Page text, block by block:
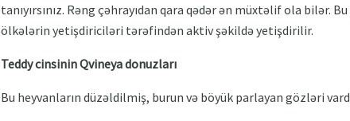
tanıyırsınız. Rəng çəhrayıdan qara qədər ən müxtəlif ola
ölkələrin yetişdiriciləri tərəfindən aktiv şəkildə yetişdirilir.
Teddy cinsinin Qvineya donuzları
Bu heyvanların düzəldilmiş, burun və böyük parlayan gözləri